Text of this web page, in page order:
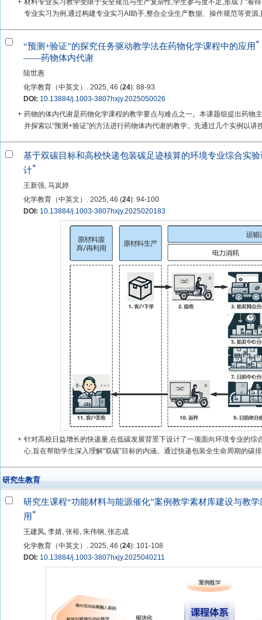
+ 材料专业实习教学受限于安全规范与生产复杂性,学生参与度不足,形成了“看
专业实习为例,通过构建专业实习AI助手,整合企业生产数据、操作规范等资源
“预测+验证”的探究任务驱动教学法在药物化学课程中的应用*
——药物体内代谢
陆世惠
化学教育（中英文）. 2025, 46 (24): 88-93
DOI: 10.13884/j.1003-3807hxjy.2025050026
+ 药物的体内代谢是药物化学课程的教学要点与难点之一。本课题组提出药物
并探索以“预测+验证”的方法进行药物体内代谢的教学。先通过几个实例以讲
基于双碳目标和高校快递包装碳足迹核算的环境专业综合实验
计*
王新强, 马岚婷
化学教育（中英文）. 2025, 46 (24): 94-100
DOI: 10.13884/j.1003-3807hxjy.2025020183
+ 针对高校日益增长的快递量,在低碳发展背景下设计了一项面向环境专业的综
心,旨在帮助学生深入理解“双碳”目标的内涵。通过快递包装全生命周期的碳
研究生教育
研究生课程“功能材料与能源催化”案例教学素材库建设与教学
用*
王建凤, 李婧, 张裕, 朱伟钢, 张志成
化学教育（中英文）. 2025, 46 (24): 101-108
DOI: 10.13884/j.1003-3807hxjy.2025040211